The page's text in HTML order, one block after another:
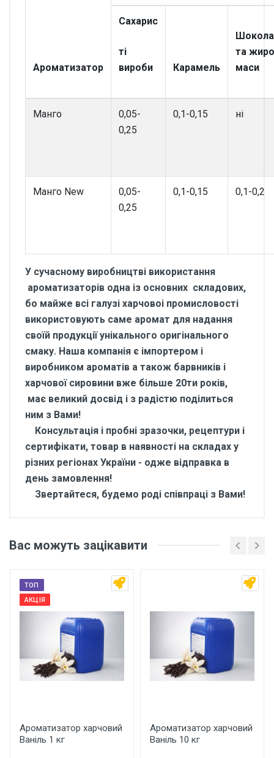
Ароматизатор
Сахарис
ті
вироби
Карамель
та
маси
Манго
0,05-
0,25
0,1-0,15 ні
Манго New
0,05-
0,25
0,1-0,15 0,1-0,2
У сучасному виробництві використання
ароматизаторів одна із основних складових,
бо майже всі галузі харчовоі промисловості
використовують саме аромат для надання
своїй продукції унікального оригінального
смаку. Наша компанія є імпортером і
виробником ароматів а також барвників і
харчової сировини вже більше 20ти років,
має великий досвід і з радістю поділиться
ним з Вами!
Консультація і пробні зразочки, рецептури і
сертифікати, товар в наявності на складах у
різних регіонах України - одже відправка в
день замовлення!
Звертайтеся, будемо роді співпраці з Вами!
Основні характеристики
Бренд
Країна виробник
Україна
Манго 1 кг
Відгуки про товар поки що відсутні.
Написати відгук
Рейтинг
Вас можуть зацікавити
ТОП
АКЦІЯ
Ароматизатор харчовий
Ваніль 1 кг
Ароматизатор харчовий
Ваніль 10 кг